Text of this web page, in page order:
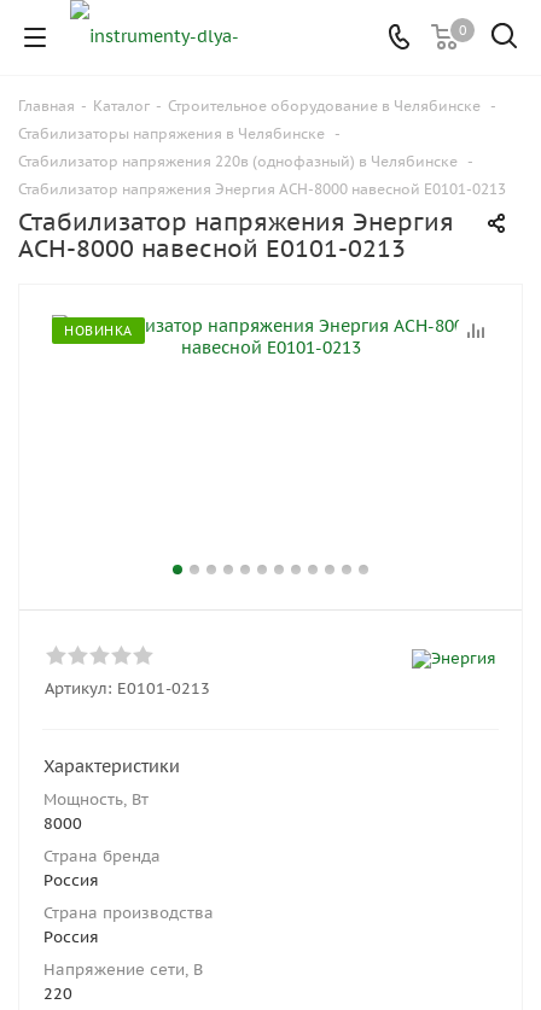
0
Главная - Каталог - Строительное оборудование в Челябинске -
Стабилизаторы напряжения в Челябинске -
Стабилизатор напряжения 220в (однофазный) в Челябинске -
Стабилизатор напряжения Энергия АСН-8000 навесной Е0101-0213
Стабилизатор напряжения Энергия
АСН-8000 навесной Е0101-0213
НОВИНКА
Артикул: Е0101-0213
Характеристики
Мощность, Вт
8000
Страна бренда
Россия
Страна производства
Россия
Напряжение сети, В
220